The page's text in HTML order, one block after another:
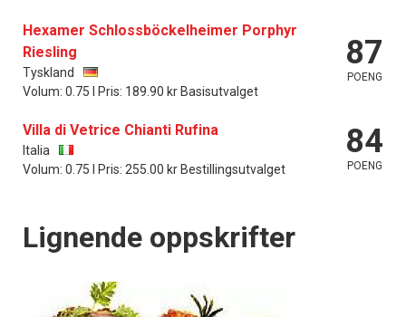
Hexamer Schlossböckelheimer Porphyr
Riesling
Tyskland
Volum: 0.75 l Pris: 189.90 kr Basisutvalget
87
POENG
Villa di Vetrice Chianti Rufina
Italia
Volum: 0.75 l Pris: 255.00 kr Bestillingsutvalget
84
POENG
Lignende oppskrifter